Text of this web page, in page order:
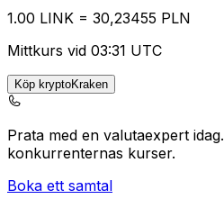
1.00 LINK = 30,23455 PLN
Mittkurs vid 03:31 UTC
Köp kryptoKraken
Prata med en valutaexpert idag.
konkurrenternas kurser.
Boka ett samtal